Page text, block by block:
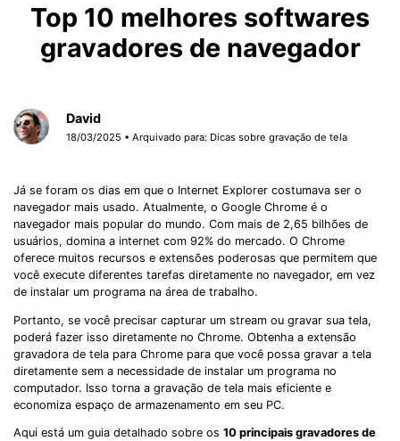
Top 10 melhores softwares
gravadores de navegador
David
18/03/2025 • Arquivado para: Dicas sobre gravação de tela
Já se foram os dias em que o Internet Explorer costumava ser o
navegador mais usado. Atualmente, o Google Chrome é o
navegador mais popular do mundo. Com mais de 2,65 bilhões de
usuários, domina a internet com 92% do mercado. O Chrome
oferece muitos recursos e extensões poderosas que permitem que
você execute diferentes tarefas diretamente no navegador, em vez
de instalar um programa na área de trabalho.
Portanto, se você precisar capturar um stream ou gravar sua tela,
poderá fazer isso diretamente no Chrome. Obtenha a extensão
gravadora de tela para Chrome para que você possa gravar a tela
diretamente sem a necessidade de instalar um programa no
computador. Isso torna a gravação de tela mais eficiente e
economiza espaço de armazenamento em seu PC.
Aqui está um guia detalhado sobre os 10 principais gravadores de